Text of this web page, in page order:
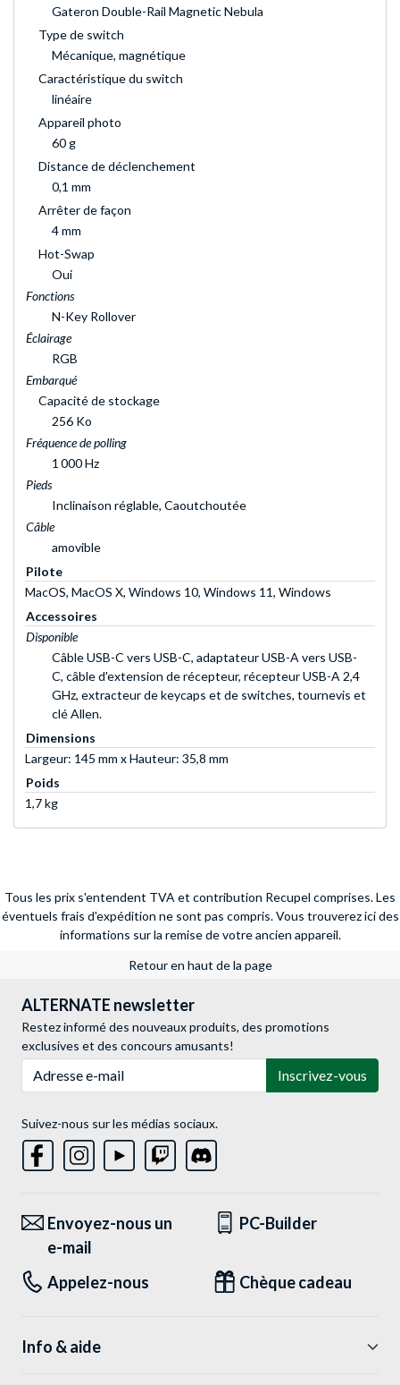
Gateron Double-Rail Magnetic Nebula
Type de switch
Mécanique, magnétique
Caractéristique du switch
linéaire
Appareil photo
60 g
Distance de déclenchement
0,1 mm
Arrêter de façon
4 mm
Hot-Swap
Oui
Fonctions
N-Key Rollover
Éclairage
RGB
Embarqué
Capacité de stockage
256 Ko
Fréquence de polling
1 000 Hz
Pieds
Inclinaison réglable, Caoutchoutée
Câble
amovible
Pilote
MacOS, MacOS X, Windows 10, Windows 11, Windows
Accessoires
Disponible
Câble USB-C vers USB-C, adaptateur USB-A vers USB-
C, câble d'extension de récepteur, récepteur USB-A 2,4
GHz, extracteur de keycaps et de switches, tournevis et
clé Allen.
Dimensions
Largeur: 145 mm x Hauteur: 35,8 mm
Poids
1,7 kg
Tous les prix s'entendent TVA et contribution Recupel comprises. Les
éventuels frais d'expédition ne sont pas compris. Vous trouverez ici des
informations sur la remise de votre ancien appareil.
Retour en haut de la page
ALTERNATE newsletter
Restez informé des nouveaux produits, des promotions
exclusives et des concours amusants!
Inscrivez-vous
Suivez-nous sur les médias sociaux.
Envoyez-nous un
e-mail
PC-Builder
Appelez-nous Chèque cadeau
Info & aide